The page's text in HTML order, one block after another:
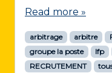
Read more »
arbitrage arbitre
groupe la poste
lfp
RECRUTEMENT